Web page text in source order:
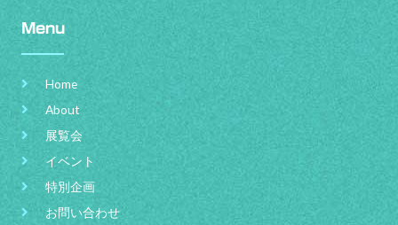
Menu
Home
About
展覧会
イベント
特別企画
お問い合わせ